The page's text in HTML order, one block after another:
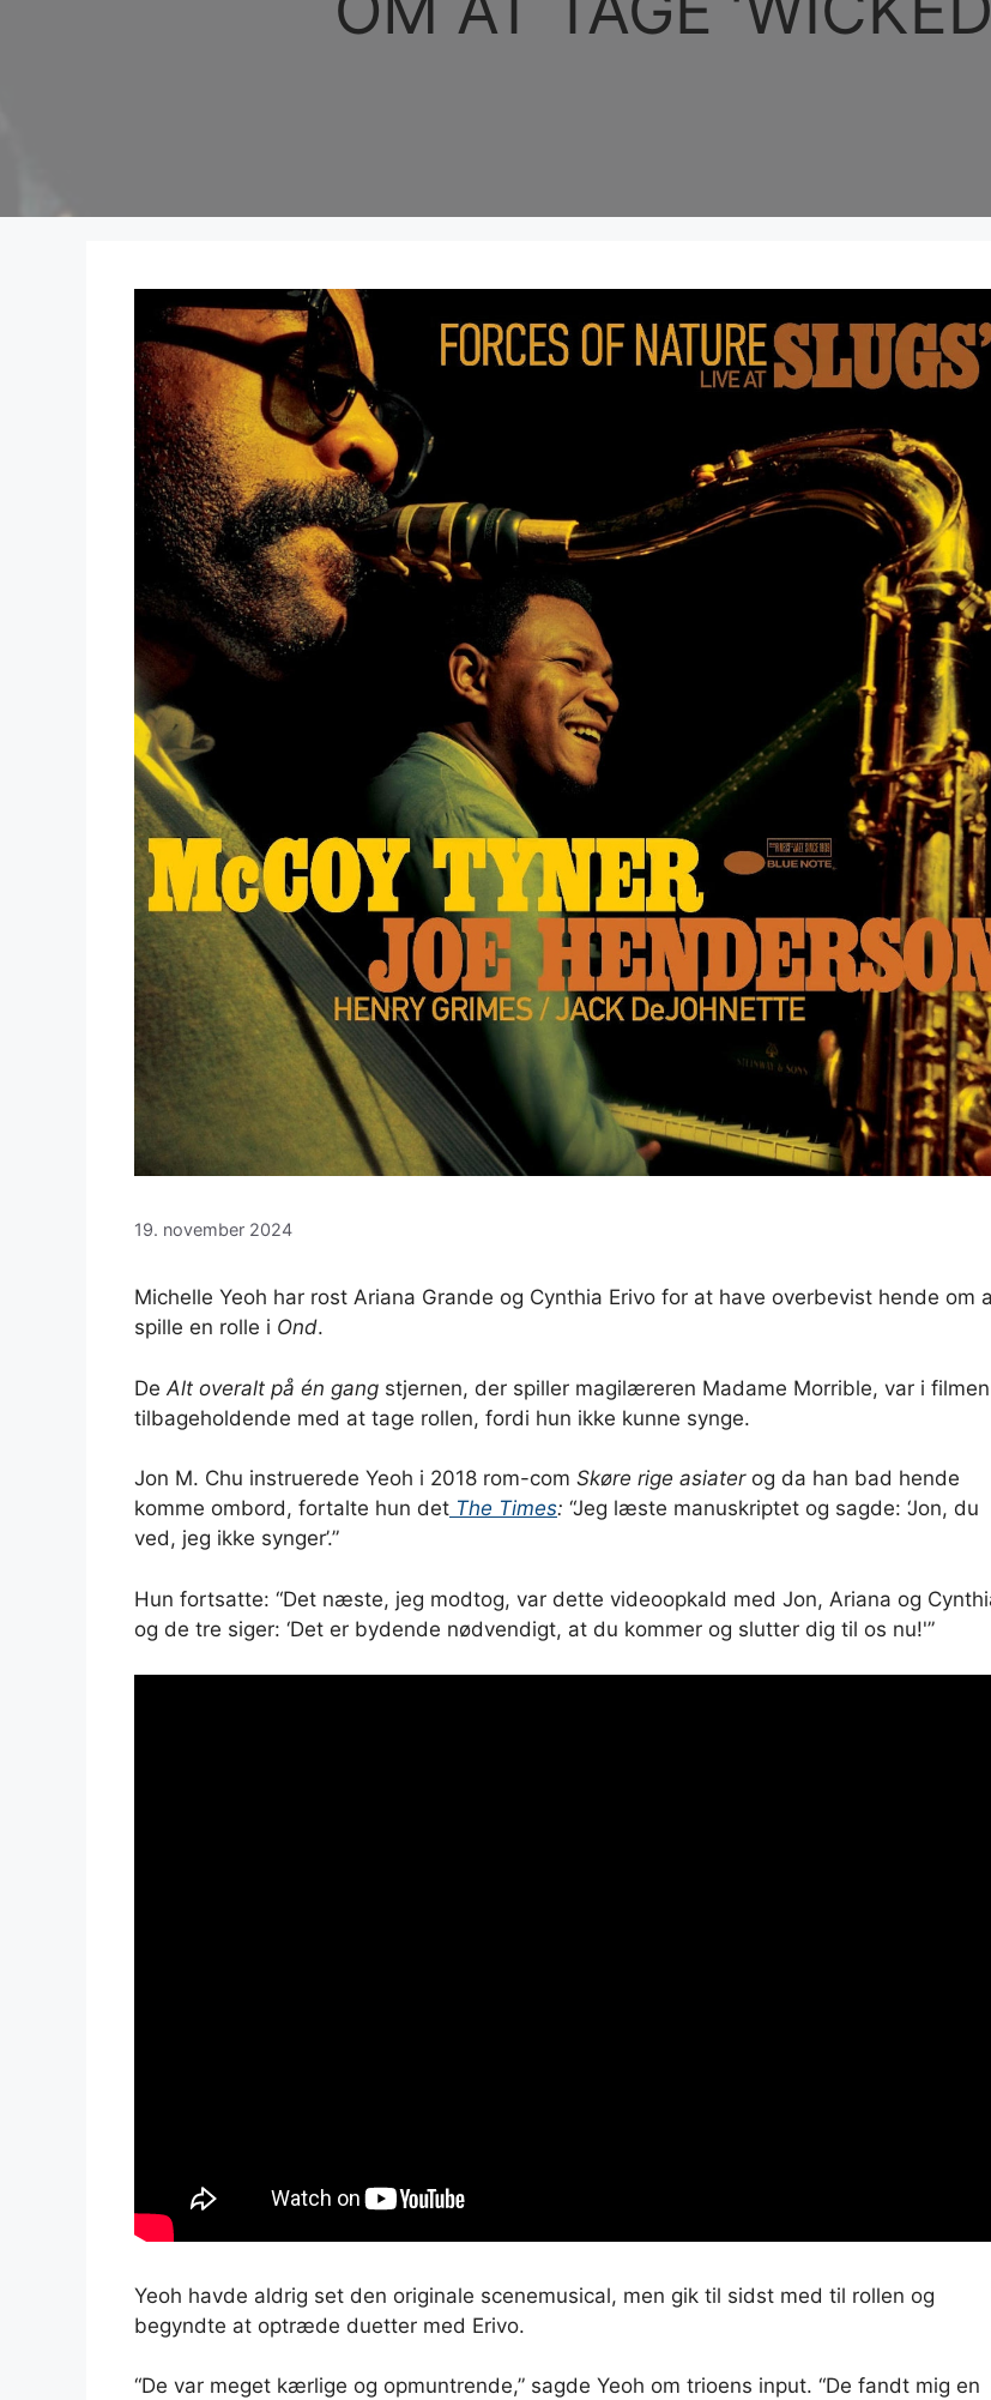
19. november 2024
Michelle Yeoh har rost Ariana Grande og Cynthia Erivo for at have overbevist hende om
spille en rolle i Ond.
De Alt overalt på én gang stjernen, der spiller magilæreren Madame Morrible, var i filmen
tilbageholdende med at tage rollen, fordi hun ikke kunne synge.
Jon M. Chu instruerede Yeoh i 2018 rom-com Skøre rige asiater og da han bad hende
komme ombord, fortalte hun det The Times: “Jeg læste manuskriptet og sagde: ‘Jon, du
ved, jeg ikke synger’.”
Hun fortsatte: “Det næste, jeg modtog, var dette videoopkald med Jon, Ariana og
og de tre siger: ‘Det er bydende nødvendigt, at du kommer og slutter dig til os nu!'”
Yeoh havde aldrig set den originale scenemusical, men gik til sidst med til rollen og
begyndte at optræde duetter med Erivo.
“De var meget kærlige og opmuntrende,” sagde Yeoh om trioens input. “De fandt mig en